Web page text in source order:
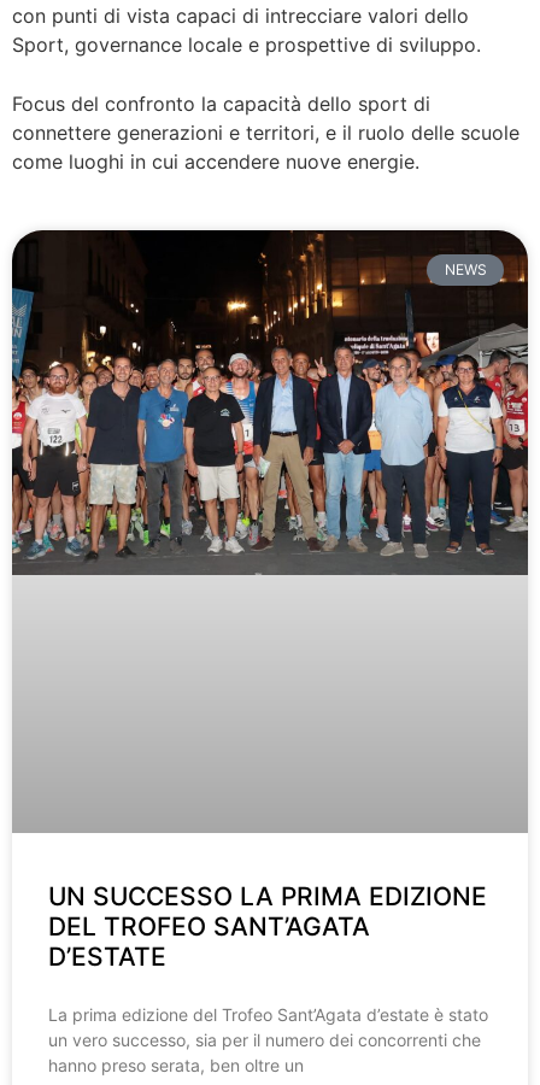
con punti di vista capaci di intrecciare valori dello
Sport, governance locale e prospettive di sviluppo.
Focus del confronto la capacità dello sport di
connettere generazioni e territori, e il ruolo delle scuole
come luoghi in cui accendere nuove energie.
NEWS
UN SUCCESSO LA PRIMA EDIZIONE
DEL TROFEO SANT’AGATA
D’ESTATE
La prima edizione del Trofeo Sant’Agata d’estate è stato
un vero successo, sia per il numero dei concorrenti che
hanno preso serata, ben oltre un